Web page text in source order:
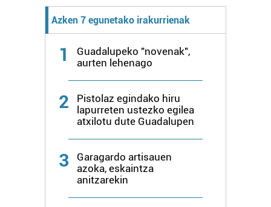
Azken 7 egunetako irakurrienak
1
Guadalupeko "novenak",
aurten lehenago
2
Pistolaz egindako hiru
lapurreten ustezko egilea
atxilotu dute Guadalupen
3
Garagardo artisauen
azoka, eskaintza
anitzarekin